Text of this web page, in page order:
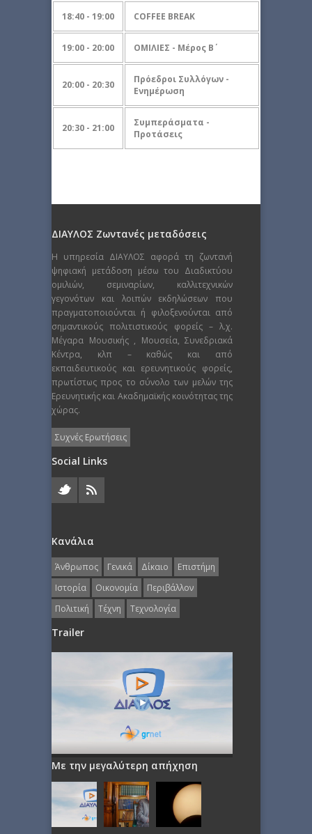
18:40 - 19:00 COFFEE BREAK
19:00 - 20:00 ΟΜΙΛΙΕΣ - Μέρος Β΄
20:00 - 20:30
Πρόεδροι Συλλόγων -
Ενημέρωση
20:30 - 21:00
Συμπεράσματα -
Προτάσεις
ΔΙΑΥΛΟΣ Ζωντανές μεταδόσεις
Η υπηρεσία ΔΙΑΥΛΟΣ αφορά τη ζωντανή
ψηφιακή μετάδοση μέσω του Διαδικτύου
ομιλιών, σεμιναρίων, καλλιτεχνικών
γεγονότων και λοιπών εκδηλώσεων που
πραγματοποιούνται ή φιλοξενούνται από
σημαντικούς πολιτιστικούς φορείς – λ.χ.
Μέγαρα Μουσικής , Μουσεία, Συνεδριακά
Κέντρα, κλπ – καθώς και από
εκπαιδευτικούς και ερευνητικούς φορείς,
πρωτίστως προς το σύνολο των μελών της
Ερευνητικής και Ακαδημαϊκής κοινότητας της
χώρας.
Συχνές Ερωτήσεις
Social Links
Κανάλια
Άνθρωπος Γενικά Δίκαιο
Επιστήμη
Ιστορία
Οικονομία
Περιβάλλον
Πολιτική
Τέχνη Τεχνολογία
Trailer
Με την μεγαλύτερη απήχηση